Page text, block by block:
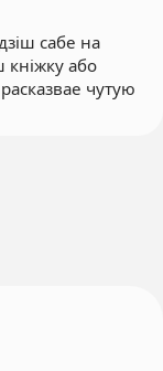
сабе на
кніжку або
чутую